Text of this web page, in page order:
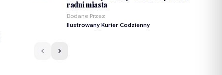
radni miasta
Dodane Przez
Ilustrowany Kurier Codzienny